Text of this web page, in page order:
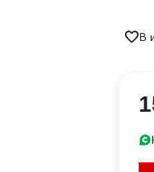
В